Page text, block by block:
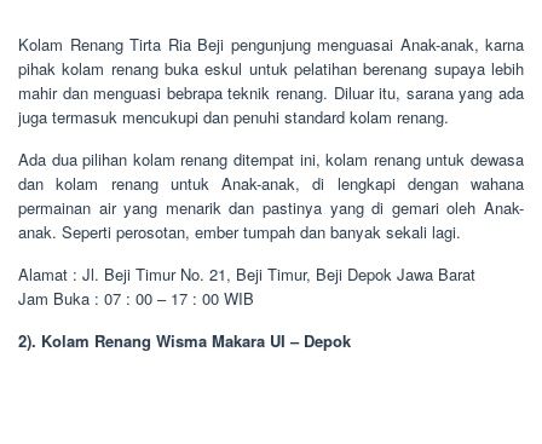
Kolam Renang Tirta Ria Beji pengunjung menguasai Anak-anak, karna
pihak kolam renang buka eskul untuk pelatihan berenang supaya lebih
mahir dan menguasi bebrapa teknik renang. Diluar itu, sarana yang ada
juga termasuk mencukupi dan penuhi standard kolam renang.
Ada dua pilihan kolam renang ditempat ini, kolam renang untuk dewasa
dan kolam renang untuk Anak-anak, di lengkapi dengan wahana
permainan air yang menarik dan pastinya yang di gemari oleh Anak-
anak. Seperti perosotan, ember tumpah dan banyak sekali lagi.
Alamat : Jl. Beji Timur No. 21, Beji Timur, Beji Depok Jawa Barat
Jam Buka : 07 : 00 – 17 : 00 WIB
2). Kolam Renang Wisma Makara UI – Depok